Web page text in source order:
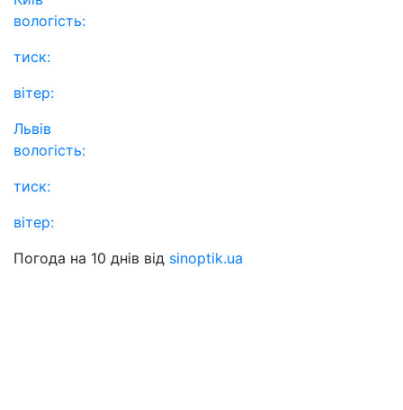
вологість:
тиск:
вітер:
Львів
вологість:
тиск:
вітер:
Погода на 10 днів від sinoptik.ua